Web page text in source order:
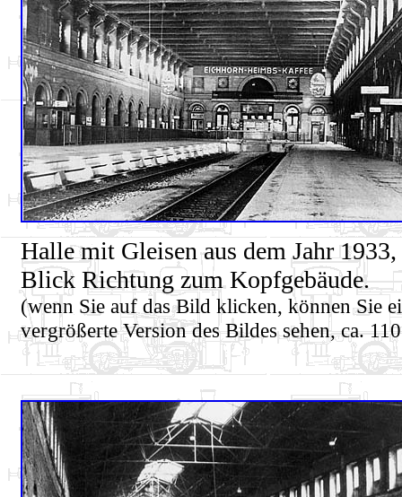
Halle mit Gleisen aus dem Jahr 1933,
Blick Richtung zum Kopfgebäude.
(wenn Sie auf das Bild klicken, können Sie
vergrößerte Version des Bildes sehen, ca.